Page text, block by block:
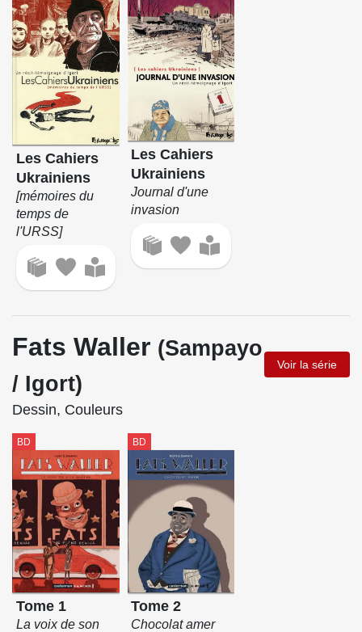
Les Cahiers
Ukrainiens
[mémoires du
temps de
l'URSS]
Les Cahiers
Ukrainiens
Journal d'une
invasion
Fats Waller (Sampayo
/ Igort)
Voir la série
Dessin, Couleurs
BD
Tome 1
La voix de son
BD
Tome 2
Chocolat amer